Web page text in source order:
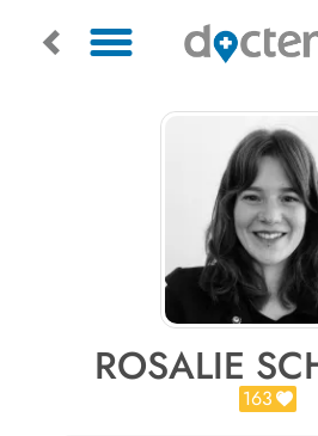
ROSALIE
163